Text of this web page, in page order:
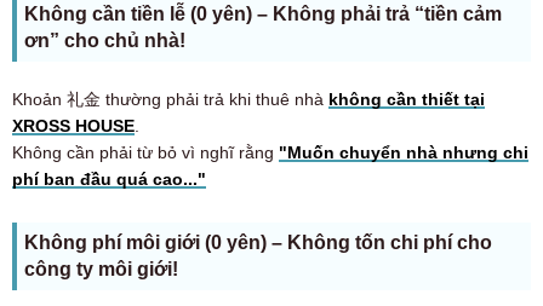
Không cần tiền lễ (0 yên) – Không phải trả “tiền cảm
ơn” cho chủ nhà!
Khoản 礼金 thường phải trả khi thuê nhà không cần thiết tại
XROSS HOUSE
Không cần phải từ bỏ vì nghĩ rằng "Muốn chuyển nhà nhưng chi
phí ban đầu quá cao..."
Không phí môi giới (0 yên) – Không tốn chi phí cho
công ty môi giới!